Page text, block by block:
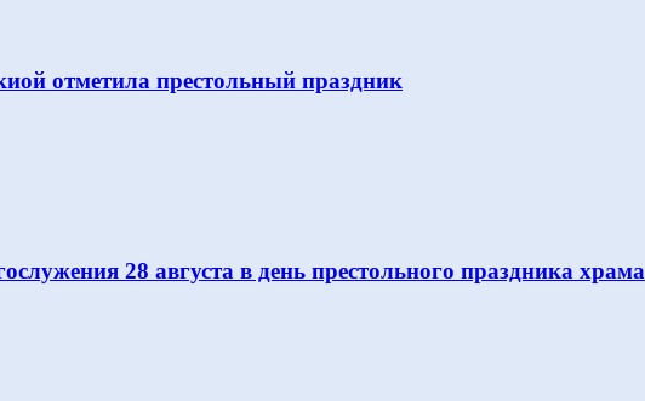
отметила престольный праздник
28 августа в день престольного праздника храма